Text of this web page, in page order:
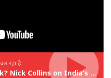
रहा है
Rigvedic Names in Denmark? Nick Collins on India’s Forgotten Links With Europe